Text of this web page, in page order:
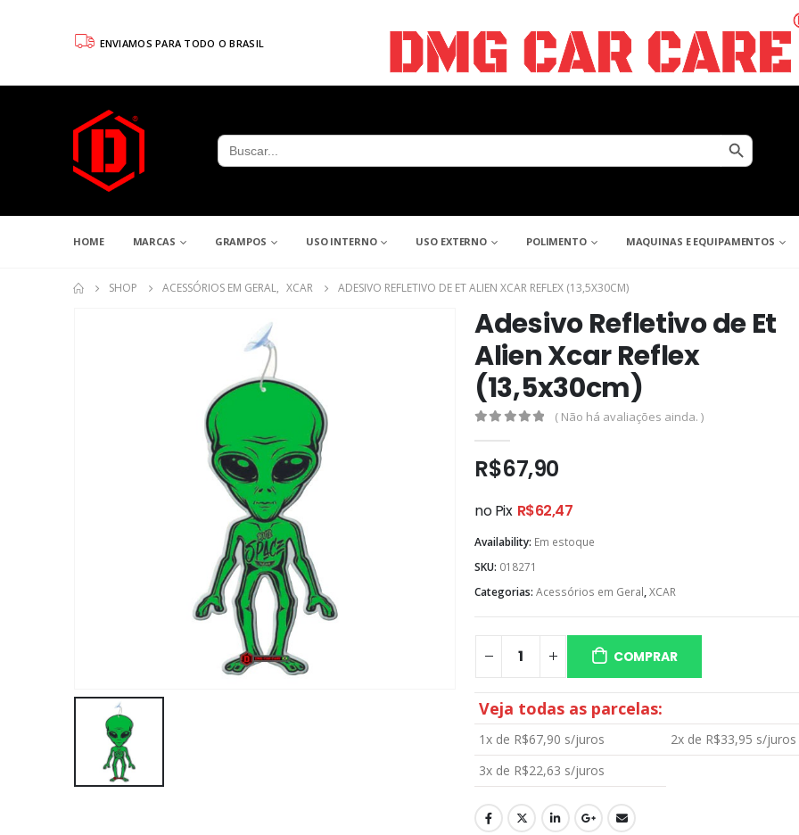
ENVIAMOS PARA TODO O BRASIL
Search
for:
Search Button
HOME MARCAS GRAMPOS USO INTERNO USO EXTERNO POLIMENTO MAQUINAS E EQUIPAMENTOS
SHOP ACESSÓRIOS EM GERAL, XCAR ADESIVO REFLETIVO DE ET ALIEN XCAR REFLEX (13,5X30CM)
Adesivo Refletivo de Et
Alien Xcar Reflex
(13,5x30cm)
( Não há avaliações ainda. )
R$67,90
no Pix R$62,47
Availability: Em estoque
SKU: 018271
Categorias: Acessórios em Geral,XCAR
COMPRAR
Veja todas as parcelas:
1x de R$67,90 s/juros 2x de R$33,95 s/juros
3x de R$22,63 s/juros